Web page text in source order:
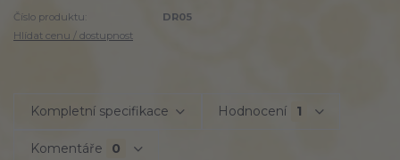
Číslo produktu:
DR05
Hlídat cenu / dostupnost
Kompletní specifikace Hodnocení 1
Komentáře 0